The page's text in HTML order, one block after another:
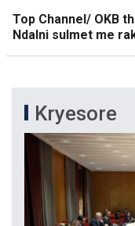
Top Channel/ OKB
Ndalni sulmet me
Kryesore